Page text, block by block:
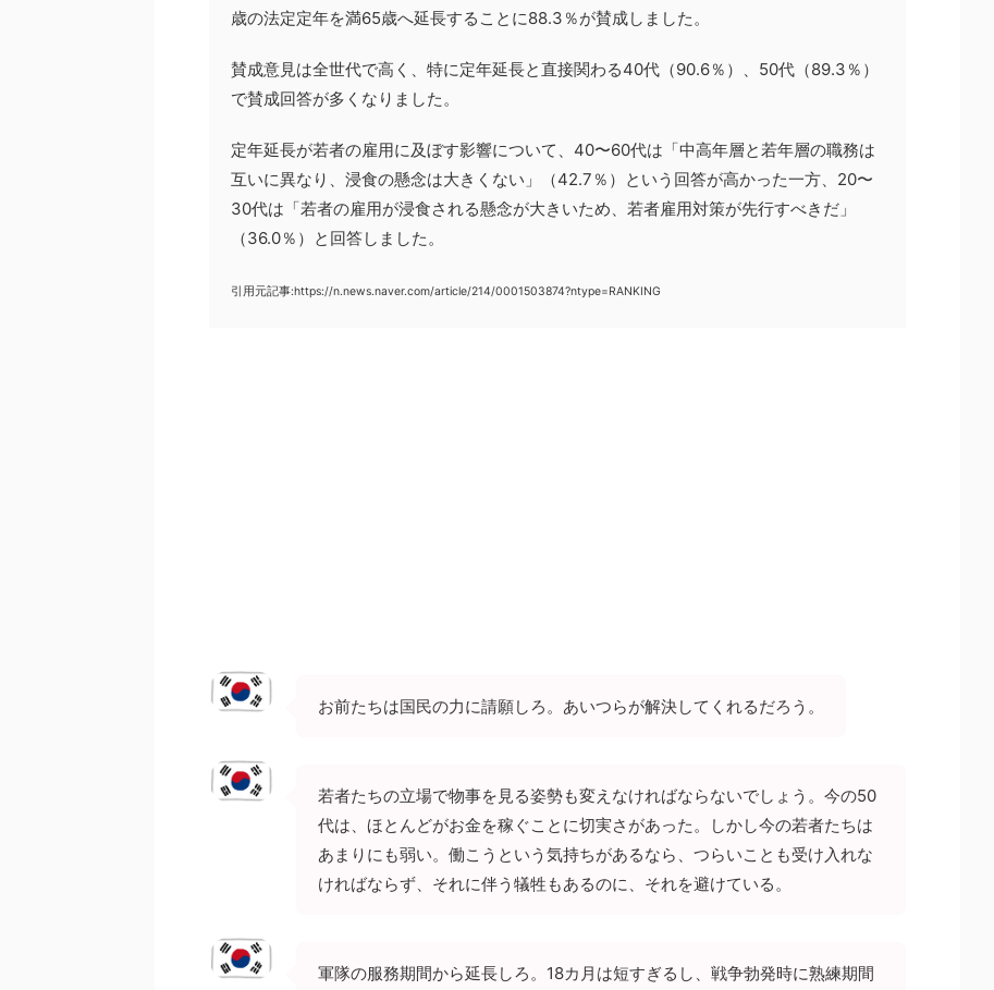
歳の法定定年を満65歳へ延長することに88.3％が賛成しました。
賛成意見は全世代で高く、特に定年延長と直接関わる40代（90.6％）、50代（89.3％）
で賛成回答が多くなりました。
定年延長が若者の雇用に及ぼす影響について、40〜60代は「中高年層と若年層の職務は
互いに異なり、浸食の懸念は大きくない」（42.7％）という回答が高かった一方、20〜
30代は「若者の雇用が浸食される懸念が大きいため、若者雇用対策が先行すべきだ」
（36.0％）と回答しました。
引用元記事:https://n.news.naver.com/article/214/0001503874?ntype=RANKING
お前たちは国民の力に請願しろ。あいつらが解決してくれるだろう。
若者たちの立場で物事を見る姿勢も変えなければならないでしょう。今の50
代は、ほとんどがお金を稼ぐことに切実さがあった。しかし今の若者たちは
あまりにも弱い。働こうという気持ちがあるなら、つらいことも受け入れな
ければならず、それに伴う犠牲もあるのに、それを避けている。
軍隊の服務期間から延長しろ。18カ月は短すぎるし、戦争勃発時に熟練期間